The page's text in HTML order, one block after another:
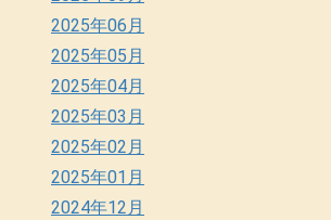
2025年06月
2025年05月
2025年04月
2025年03月
2025年02月
2025年01月
2024年12月